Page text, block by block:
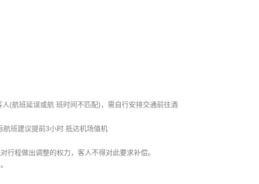
(航班延误或航 班时间不匹配)，需自行安排交通前往酒
班建议提前3小时 抵达机场值机
程做出调整的权力，客人不得对此要求补偿。